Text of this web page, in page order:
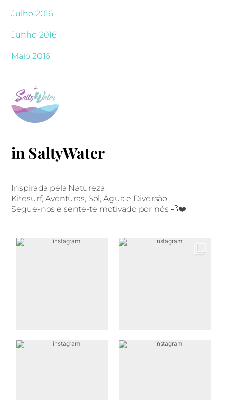
Julho 2016
Junho 2016
Maio 2016
in SaltyWater
Inspirada pela Natureza.
Kitesurf, Aventuras, Sol, Água e Diversão
Segue-nos e sente-te motivado por nós 💨❤️